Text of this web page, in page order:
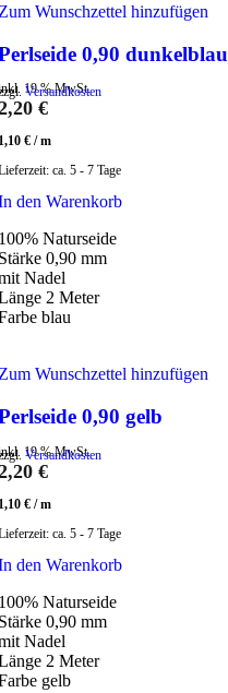
Wunschzettel hinzufügen
0,90 dunkelblau
19 % MwSt.
Versandkosten
€
€ /m
ca. 5 - 7 Tage
den Warenkorb
Naturseide
0,90 mm
Nadel
2 Meter
blau
Wunschzettel hinzufügen
0,90 gelb
19 % MwSt.
Versandkosten
€
€ /m
ca. 5 - 7 Tage
den Warenkorb
Naturseide
0,90 mm
Nadel
2 Meter
gelb